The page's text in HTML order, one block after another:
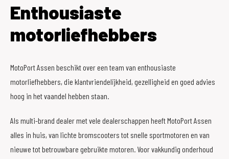
Enthousiaste
motorliefhebbers
MotoPort Assen beschikt over een team van enthousiaste
motorliefhebbers, die klantvriendelijkheid, gezelligheid en goed advies
hoog in het vaandel hebben staan.
Als multi-brand dealer met vele dealerschappen heeft MotoPort Assen
alles in huis, van lichte bromscooters tot snelle sportmotoren en van
nieuwe tot betrouwbare gebruikte motoren. Voor vakkundig onderhoud